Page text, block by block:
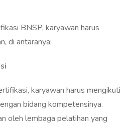
BNSP, karyawan harus
di antaranya:
karyawan harus mengikuti
bidang kompetensinya.
oleh lembaga pelatihan yang